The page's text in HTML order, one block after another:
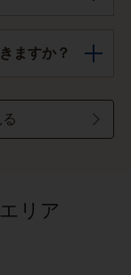
ますか？
リア